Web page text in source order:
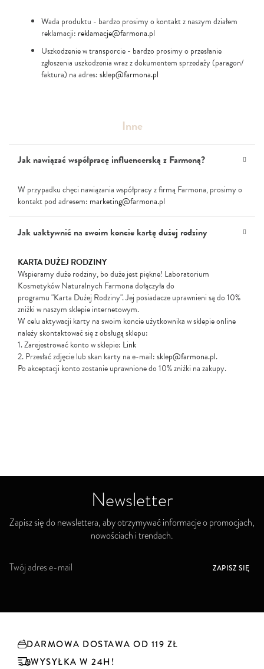
Wada produktu - bardzo prosimy o kontakt z naszym działem
reklamacji: reklamacje@farmona.pl
Uszkodzenie w transporcie - bardzo prosimy o przesłanie
zgłoszenia uszkodzenia wraz z dokumentem sprzedaży (paragon/
faktura) na adres:sklep@farmona.pl
Inne
Jak nawiązać współpracę influencerską z Farmoną?
W przypadku chęci nawiązania współpracy z firmą Farmona, prosimy o
kontakt pod adresem: marketing@farmona.pl
Jak uaktywnić na swoim koncie kartę dużej rodziny
KARTA DUŻEJ RODZINY
Wspieramy duże rodziny, bo duże jest piękne! Laboratorium
Kosmetyków Naturalnych Farmona dołączyła do
programu "Karta Dużej Rodziny". Jej posiadacze uprawnieni są do 10%
zniżki w naszym sklepie internetowym.
W celu aktywacji karty na swoim koncie użytkownika w sklepie online
należy skontaktować się z obsługą sklepu:
1. Zarejestrować konto w sklepie: Link
2. Przesłać zdjęcie lub skan karty na e-mail:sklep@farmona.pl.
Po akceptacji konto zostanie uprawnione do 10% zniżki na zakupy.
Newsletter
Zapisz się do newslettera, aby otrzymywać informacje o promocjach,
nowościach i trendach.
S
k
ZAPISZ SIĘ
DARMOWA DOSTAWA OD 119 ZŁ
WYSYŁKA W 24H!